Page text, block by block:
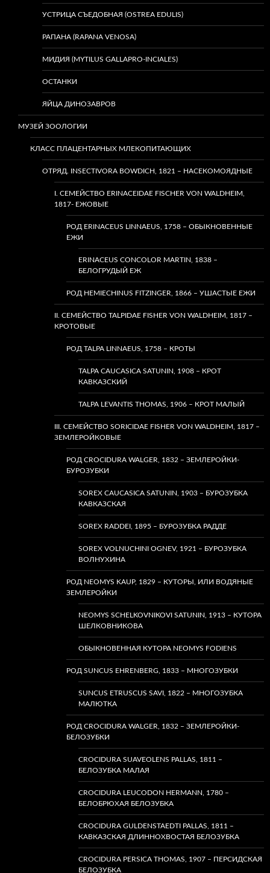
УСТРИЦА СЪЕДОБНАЯ (OSTREA EDULIS)
РАПАНА (RAPANA VENOSA)
МИДИЯ (MYTILUS GALLAPRO-INCIALES)
ОСТАНКИ
ЯЙЦА ДИНОЗАВРОВ
МУЗЕЙ ЗООЛОГИИ
КЛАСС ПЛАЦЕНТАРНЫХ МЛЕКОПИТАЮЩИХ
ОТРЯД. INSECTIVORA BOWDICH, 1821 – НАСЕКОМОЯДНЫЕ
I. СЕМЕЙСТВО ERINACEIDAE FISCHER VON WALDHEIM,
1817- ЕЖОВЫЕ
РОД ERINACEUS LINNAEUS, 1758 – ОБЫКНОВЕННЫЕ
ЕЖИ
ERINACEUS CONCOLOR MARTIN, 1838 –
БЕЛОГРУДЫЙ ЕЖ
РОД HEMIECHINUS FITZINGER, 1866 – УШАСТЫЕ ЕЖИ
II. СЕМЕЙСТВО TALPIDAE FISHER VON WALDHEIM, 1817 –
КРОТОВЫЕ
РОД TALPA LINNAEUS, 1758 – КРОТЫ
TALPA CAUCASICA SATUNIN, 1908 – КРОТ
КАВКАЗСКИЙ
TALPA LEVANTIS THOMAS, 1906 – КРОТ МАЛЫЙ
III. СЕМЕЙСТВО SORICIDAE FISHER VON WALDHEIM, 1817 –
ЗЕМЛЕРОЙКОВЫЕ
РОД CROCIDURA WALGER, 1832 – ЗЕМЛЕРОЙКИ-
БУРОЗУБКИ
SOREX CAUCASICA SATUNIN, 1903 – БУРОЗУБКА
КАВКАЗСКАЯ
SOREX RADDEI, 1895 – БУРОЗУБКА РАДДЕ
SOREX VOLNUCHINI OGNEV, 1921 – БУРОЗУБКА
ВОЛНУХИНА
РОД NEOMYS KAUP, 1829 – КУТОРЫ, ИЛИ ВОДЯНЫЕ
ЗЕМЛЕРОЙКИ
NEOMYS SCHELKOVNIKOVI SATUNIN, 1913 – КУТОРА
ШЕЛКОВНИКОВА
ОБЫКНОВЕННАЯ КУТОРА NEOMYS FODIENS
РОД SUNCUS EHRENBERG, 1833 – МНОГОЗУБКИ
SUNCUS ETRUSCUS SAVI, 1822 – МНОГОЗУБКА
МАЛЮТКА
РОД CROCIDURA WALGER, 1832 – ЗЕМЛЕРОЙКИ-
БЕЛОЗУБКИ
CROCIDURA SUAVEOLENS PALLAS, 1811 –
БЕЛОЗУБКА МАЛАЯ
CROCIDURA LEUCODON HERMANN, 1780 –
БЕЛОБРЮХАЯ БЕЛОЗУБКА
CROCIDURA GULDENSTAEDTI PALLAS, 1811 –
КАВКАЗСКАЯ ДЛИННОХВОСТАЯ БЕЛОЗУБКА
CROCIDURA PERSICA THOMAS, 1907 – ПЕРСИДСКАЯ
БЕЛОЗУБКА